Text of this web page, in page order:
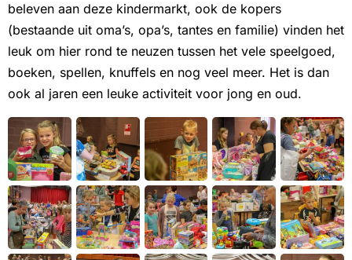
beleven aan deze kindermarkt, ook de kopers
(bestaande uit oma’s, opa’s, tantes en familie) vinden het
leuk om hier rond te neuzen tussen het vele speelgoed,
boeken, spellen, knuffels en nog veel meer. Het is dan
ook al jaren een leuke activiteit voor jong en oud.